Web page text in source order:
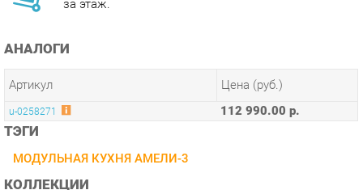
АНАЛОГИ
Артикул
u-0258271 112 990.00 р.
ТЭГИ
МОДУЛЬНАЯ КУХНЯ АМЕЛИ-3
КОЛЛЕКЦИИ
ГОТОВЫЕ КОМПЛЕКТЫ АМЕЛИ-3